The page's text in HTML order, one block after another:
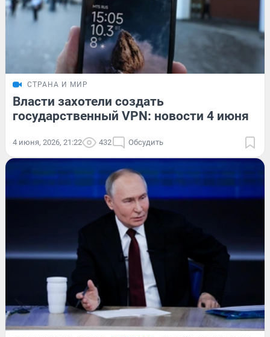
СТРАНА И МИР
Власти захотели создать
государственный VPN: новости 4 июня
4 июня, 2026, 21:22 432 Обсудить